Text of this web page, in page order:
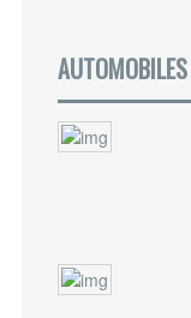
AUTOMOBILES